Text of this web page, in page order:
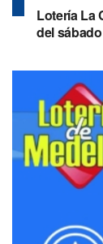
Lotería La
del